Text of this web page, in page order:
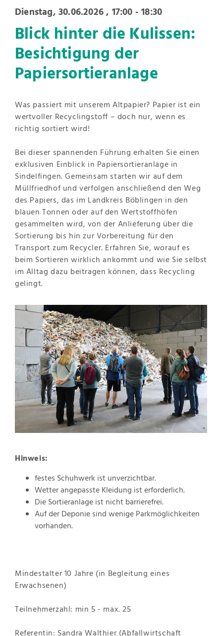
Dienstag, 30.06.2026, 17:00 - 18:30
Blick hinter die Kulissen:
Besichtigung der
Papiersortieranlage
Was passiert mit unserem Altpapier? Papier ist ein
wertvoller Recyclingstoff – doch nur, wenn es
richtig sortiert wird!
Bei dieser spannenden Führung erhalten Sie einen
exklusiven Einblick in Papiersortieranlage in
Sindelfingen. Gemeinsam starten wir auf dem
Müllfriedhof und verfolgen anschließend den Weg
des Papiers, das im Landkreis Böblingen in den
blauen Tonnen oder auf den Wertstoffhöfen
gesammelten wird, von der Anlieferung über die
Sortierung bis hin zur Vorbereitung für den
Transport zum Recycler. Erfahren Sie, worauf es
beim Sortieren wirklich ankommt und wie Sie selbst
im Alltag dazu beitragen können, dass Recycling
gelingt.
Hinweis:
festes Schuhwerk ist unverzichtbar.
Wetter angepasste Kleidung ist erforderlich.
Die Sortieranlage ist nicht barrierefrei.
Auf der Deponie sind wenige Parkmöglichkeiten
vorhanden.
Mindestalter 10 Jahre (in Begleitung eines
Erwachsenen)
Teilnehmerzahl: min 5 - max. 25